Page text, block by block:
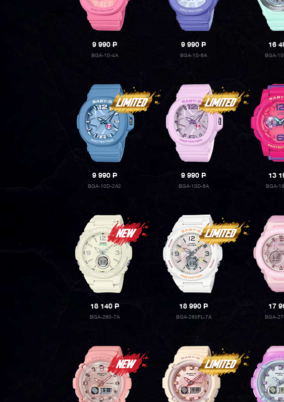
9 990P
BGA-10-4A
9 990P
BGA-10-6A
16
BGA-
9 990P
BGA-10D-2A2
9 990P
BGA-10D-6A
13
BGA-
18 140P
BGA-260-7A
18 990P
BGA-260FL-7A
17
BGA-